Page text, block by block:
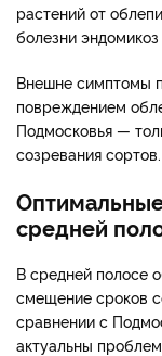
растений от
болезни эндомикоз
Внешне симптомы
повреждением
Подмосковья —
созревания сортов.
средней
В средней полосе
смещение сроков
сравнении с
актуальны